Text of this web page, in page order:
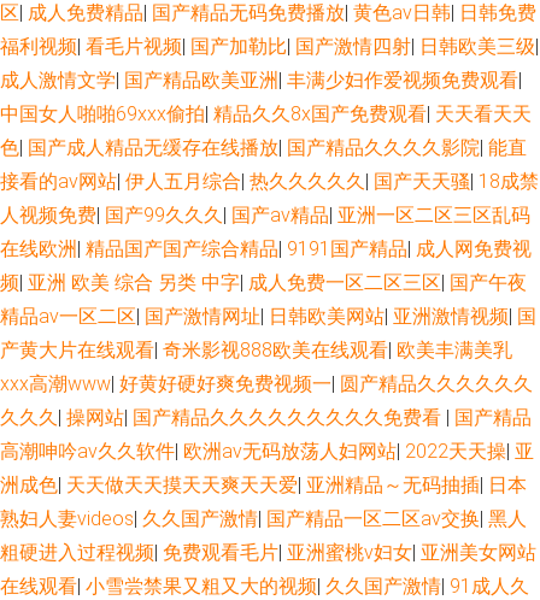
区| 成人免费精品| 国产精品无码免费播放| 黄色av日韩| 日韩免费
福利视频| 看毛片视频| 国产加勒比| 国产激情四射| 日韩欧美三级|
成人激情文学| 国产精品欧美亚洲 | 丰满少妇作爱视频免费观看|
中国女人啪啪69xxⅹ偷拍| 精品久久8x国产免费观看| 天天看天天
色| 国产成人精品无缓存在线播放| 国产精品久久久久影院| 能直
接看的av网站| 伊人五月综合| 热久久久久久| 国产天天骚| 18成禁
人视频免费| 国产99久久久| 国产aⅴ精品| 亚洲一区二区三区乱码
在线欧洲 | 精品国产国产综合精品| 9191国产精品| 成人网免费视
频| 亚洲 欧美 综合 另类 中字| 成人免费一区二区三区| 国产午夜
精品av一区二区| 国产激情网址| 日韩欧美网站| 亚洲激情视频| 国
产黄大片在线观看| 奇米影视888欧美在线观看| 欧美丰满美乳
xxx高潮www| 好黄好硬好爽免费视频一| 圆产精品久久久久久久
久久久| 操网站| 国产精品久久久久久久久久久免费看 | 国产精品
高潮呻吟av久久软件| 欧洲av无码放荡人妇网站| 2022天天操| 亚
洲成色| 天天做天天摸天天爽天天爱| 亚洲精品～无码抽插| 日本
熟妇人妻videos| 久久国产激情| 国产精品一区二区av交换| 黑人
粗硬进入过程视频| 免费观看毛片| 亚洲蜜桃v妇女| 亚洲美女网站
在线观看| 小雪尝禁果又粗又大的视频| 久久国产激情| 91成人久